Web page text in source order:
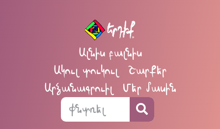
Ալնիս բալնիս
Ակուլ տուկուլ
Շարքեր
Արձանագրուիլ
Մեր մասին